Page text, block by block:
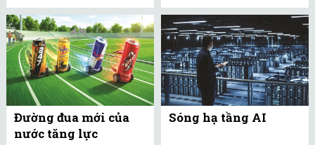
Đường đua mới của
nước tăng lực
Sóng hạ tầng AI